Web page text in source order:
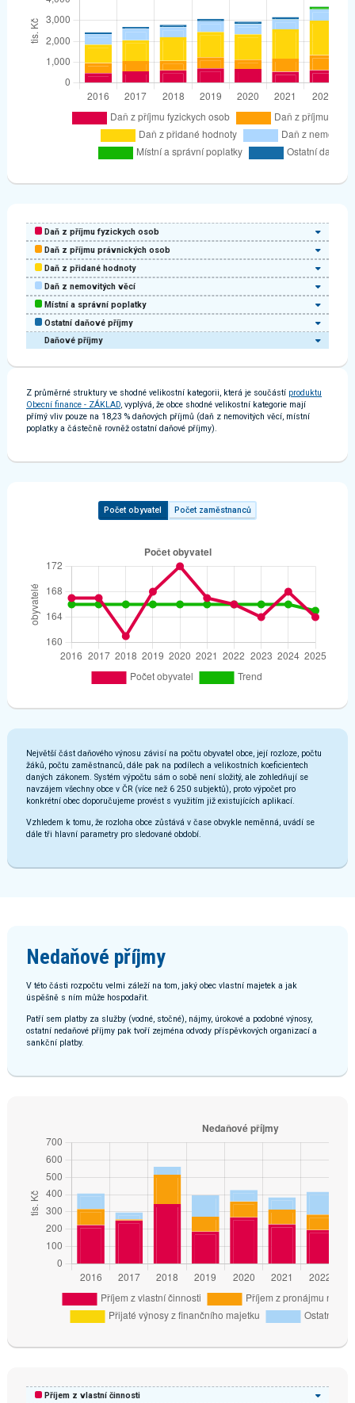
Daňové příjmy
Daň z příjmu fyzickych osob
Daň z příjmu právnických osob
Daň z přidané hodnoty
Daň z nemovitých věcí
Místní a správní poplatky
Ostatní daňové příjmy
Z průměrné struktury ve shodné velikostní kategorii, která je součástí produktu
Obecní finance - ZÁKLAD , vyplývá, že obce shodné velikostní kategorie mají
přímý vliv pouze na 18,23 % daňových příjmů (daň z nemovitých věcí, místní
poplatky a částečně rovněž ostatní daňové příjmy).
Největší část daňového výnosu závisí na počtu obyvatel obce, její rozloze, počtu
žáků, počtu zaměstnanců, dále pak na podílech a velikostních koeficientech
daných zákonem. Systém výpočtu sám o sobě není složitý, ale zohledňují se
navzájem všechny obce v ČR (více než 6 250 subjektů), proto výpočet pro
konkrétní obec doporučujeme provést s využitím již existujících aplikací.
Vzhledem k tomu, že rozloha obce zůstává v čase obvykle neměnná, uvádí se
dále tři hlavní parametry pro sledované období.
Počet obyvatel Počet zaměstnanců
Nedaňové příjmy
V této části rozpočtu velmi záleží na tom, jaký obec vlastní majetek a jak
úspěšně s ním může hospodařit.
Patří sem platby za služby (vodné, stočné), nájmy, úrokové a podobné výnosy,
ostatní nedaňové příjmy pak tvoří zejména odvody příspěvkových organizací a
sankční platby.
Příjem z vlastní činnosti